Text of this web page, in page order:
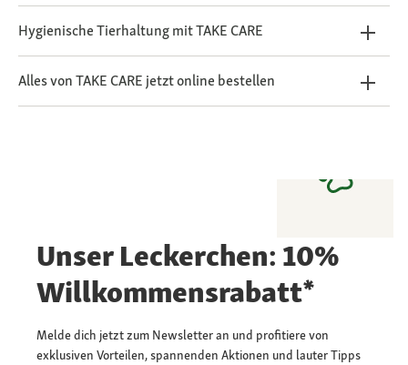
Hygienische Tierhaltung mit TAKE CARE
Alles von TAKE CARE jetzt online bestellen
Unser Leckerchen: 10%
Willkommensrabatt*
Melde dich jetzt zum Newsletter an und profitiere von
exklusiven Vorteilen, spannenden Aktionen und lauter Tipps